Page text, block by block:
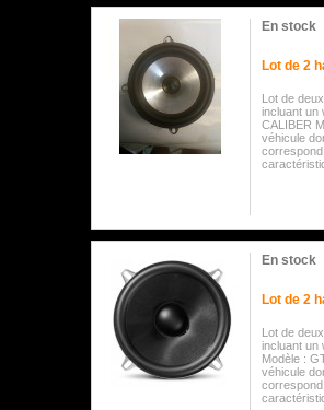
En stock
Lot de 2
Lot de
incluant un
CALIBER
véhicule
En stock
Lot de 2
Lot de
incluant un
Modèle :
véhicule